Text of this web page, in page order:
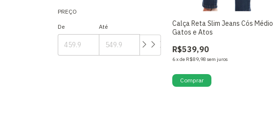
PREÇO
De Até
Calça Reta Slim Jeans Cós Médio
Gatos e Atos
R$539,90
6xde R$89,98 sem juros
Comprar